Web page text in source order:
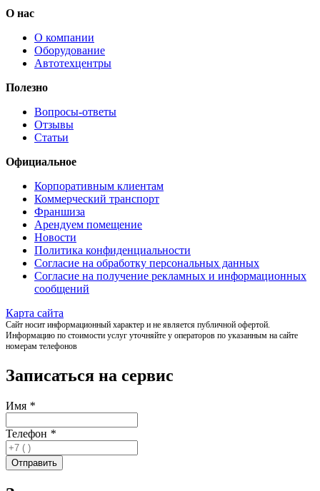
О нас
О компании
Оборудование
Автотехцентры
Полезно
Вопросы-ответы
Отзывы
Статьи
Официальное
Корпоративным клиентам
Коммерческий транспорт
Франшиза
Арендуем помещение
Новости
Политика конфиденциальности
Согласие на обработку персональных данных
Согласие на получение рекламных и информационных
сообщений
Карта сайта
Сайт носит информационный характер и не является публичной офертой.
Информацию по стоимости услуг уточняйте у операторов по указанным на сайте
номерам телефонов
Записаться на сервис
Имя *
Телефон *